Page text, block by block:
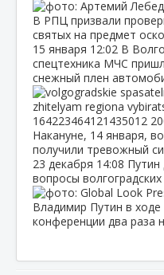
В РПЦ призвали
святых на предмет
15 января 12:02 В
спецтехника МЧС
снежный плен
Накануне, 14 января,
получили тревожный
23 декабря 14:08 Путин
вопросы
Владимир Путин в ходе
конференции два раза